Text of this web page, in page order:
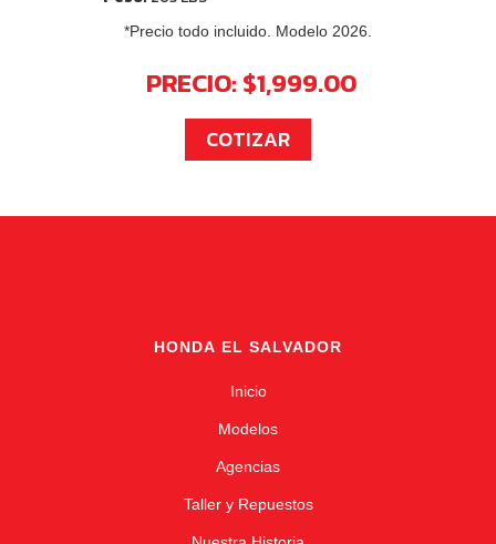
*Precio todo incluido. Modelo 2026.
PRECIO: $1,999.00
COTIZAR
HONDA EL SALVADOR
Inicio
Modelos
Agencias
Taller y Repuestos